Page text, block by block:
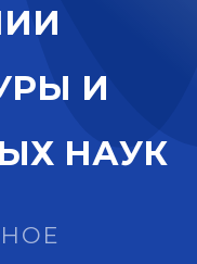
ИИ
РЫ И
ЫХ НАУК